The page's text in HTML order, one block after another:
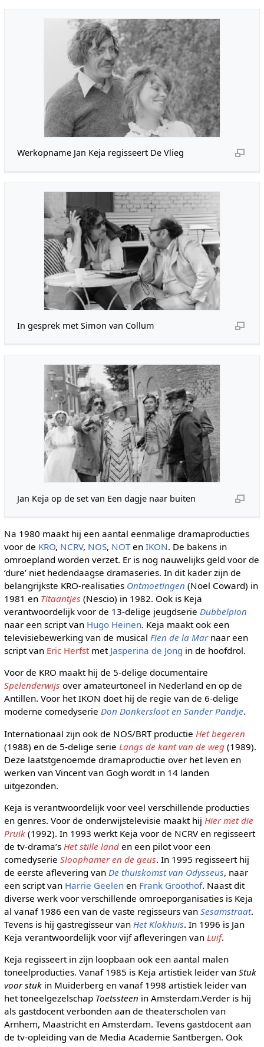
Werkopname Jan Keja regisseert De Vlieg
In gesprek met Simon van Collum
Jan Keja op de set van Een dagje naar buiten
Na 1980 maakt hij een aantal eenmalige dramaproducties
voor de KRO, NCRV, NOS, NOTen IKON. De bakens in
omroepland worden verzet. Er is nog nauwelijks geld voor de
‘dure’ niet hedendaagse dramaseries. In dit kader zijn de
belangrijkste KRO-realisaties Ontmoetingen (Noel Coward) in
1981 en Titaantjes (Nescio) in 1982. Ook is Keja
verantwoordelijk voor de 13-delige jeugdserie Dubbelpion
naar een script van Hugo Heinen. Keja maakt ook een
televisiebewerking van de musical Fien de la Marnaar een
script van Eric Herfstmet Jasperina de Jong in de hoofdrol.
Voor de KRO maakt hij de 5-delige documentaire
Spelenderwijs over amateurtoneel in Nederland en op de
Antillen. Voor het IKON doet hij de regie van de 6-delige
moderne comedyserie Don Donkersloot en Sander Pandje.
Internationaal zijn ook de NOS/BRT productie Het begeren
(1988) en de 5-delige serie Langs de kant van de weg(1989).
Deze laatstgenoemde dramaproductie over het leven en
werken van Vincent van Gogh wordt in 14 landen
uitgezonden.
Keja is verantwoordelijk voor veel verschillende producties
en genres. Voor de onderwijstelevisie maakt hij Hier met die
Pruik(1992). In 1993 werkt Keja voor de NCRV en regisseert
de tv-drama’s Het stille landen een pilot voor een
comedyserie Sloophamer en de geus. In 1995 regisseert hij
de eerste aflevering van De thuiskomst van Odysseus, naar
een script van Harrie Geelenen Frank Groothof. Naast dit
diverse werk voor verschillende omroeporganisaties is Keja
al vanaf 1986 een van de vaste regisseurs van Sesamstraat.
Tevens is hij gastregisseur van Het Klokhuis. In 1996 is Jan
Keja verantwoordelijk voor vijf afleveringen van Luif.
Keja regisseert in zijn loopbaan ook een aantal malen
toneelproducties. Vanaf 1985 is Keja artistiek leider van Stuk
voor stukin Muiderberg en vanaf 1998 artistiek leider van
het toneelgezelschap Toetssteen in Amsterdam.Verder is hij
als gastdocent verbonden aan de theaterscholen van
Arnhem, Maastricht en Amsterdam. Tevens gastdocent aan
de tv-opleiding van de Media Academie Santbergen. Ook